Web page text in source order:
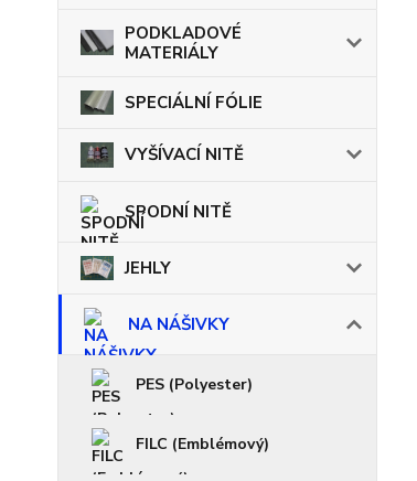
PODKLADOVÉ
MATERIÁLY
SPECIÁLNÍ FÓLIE
VYŠÍVACÍ NITĚ
SPODNÍ NITĚ
JEHLY
NA NÁŠIVKY
PES (Polyester)
FILC (Emblémový)